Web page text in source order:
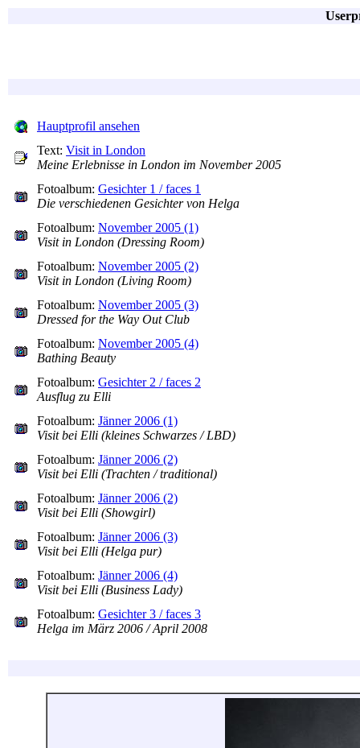
Hauptprofil ansehen
Text: Visit in London
Meine Erlebnisse in London im November 2005
Fotoalbum: Gesichter 1 / faces 1
Die verschiedenen Gesichter von Helga
Fotoalbum: November 2005 (1)
Visit in London (Dressing Room)
Fotoalbum: November 2005 (2)
Visit in London (Living Room)
Fotoalbum: November 2005 (3)
Dressed for the Way Out Club
Fotoalbum: November 2005 (4)
Bathing Beauty
Fotoalbum: Gesichter 2 / faces 2
Ausflug zu Elli
Fotoalbum: Jänner 2006 (1)
Visit bei Elli (kleines Schwarzes / LBD)
Fotoalbum: Jänner 2006 (2)
Visit bei Elli (Trachten / traditional)
Fotoalbum: Jänner 2006 (2)
Visit bei Elli (Showgirl)
Fotoalbum: Jänner 2006 (3)
Visit bei Elli (Helga pur)
Fotoalbum: Jänner 2006 (4)
Visit bei Elli (Business Lady)
Fotoalbum: Gesichter 3 / faces 3
Helga im März 2006 / April 2008